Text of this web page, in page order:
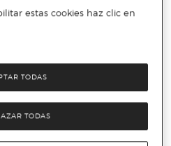
estas cookies haz clic en
TODAS
TODAS